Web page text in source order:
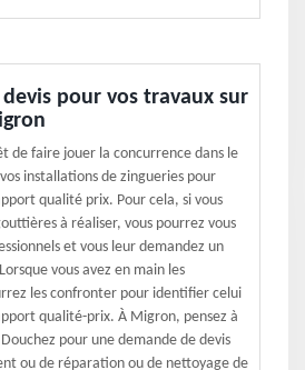
pour vos travaux sur
de faire jouer la concurrence dans le
installations de zingueries pour
qualité prix. Pour cela, si vous
à réaliser, vous pourrez vous
et vous leur demandez un
vous avez en main les
les confronter pour identifier celui
qualité-prix. À Migron, pensez à
pour une demande de devis
ou de réparation ou de nettoyage de